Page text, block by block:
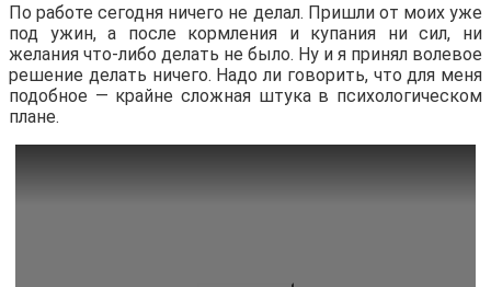
По работе сегодня ничего не делал. Пришли от моих уже
под ужин, а после кормления и купания ни сил, ни
желания что-либо делать не было. Ну и я принял волевое
решение делать ничего. Надо ли говорить, что для меня
подобное — крайне сложная штука в психологическом
плане.